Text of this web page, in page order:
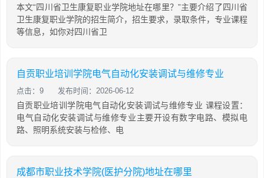
本文“四川省卫生康复职业学院地址在哪里？”主要介绍了四川省
卫生康复职业学院的招生简介，招生要求，录取条件，专业课程
等信息，如你对四川省卫
自贡职业培训学院电气自动化安装调试与维修专业
点击：9 发布时间：2026-06-12
自贡职业培训学院电气自动化安装调试与维修专业 课程设置：
电气自动化安装调试与维修专业主要开设有数字电路、模拟电
路、照明系统安装与检修、电
成都市职业技术学院(医护分院)地址在哪里